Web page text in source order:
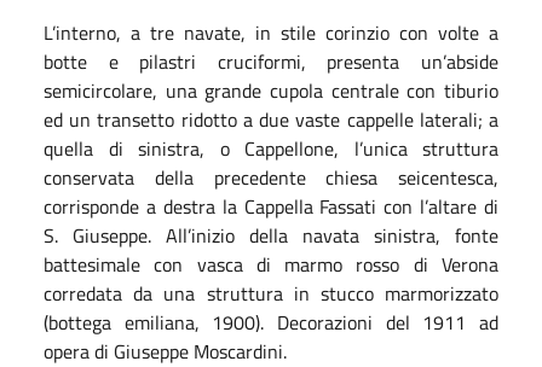
L’interno, a tre navate, in stile corinzio con volte a
botte e pilastri cruciformi, presenta un’abside
semicircolare, una grande cupola centrale con tiburio
ed un transetto ridotto a due vaste cappelle laterali; a
quella di sinistra, o Cappellone, l’unica struttura
conservata della precedente chiesa seicentesca,
corrisponde a destra la Cappella Fassati con l’altare di
S. Giuseppe. All’inizio della navata sinistra, fonte
battesimale con vasca di marmo rosso di Verona
corredata da una struttura in stucco marmorizzato
(bottega emiliana, 1900). Decorazioni del 1911 ad
opera di Giuseppe Moscardini.